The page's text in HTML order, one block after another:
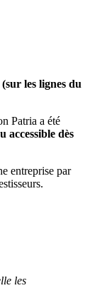
les lignes du
Patria a été
accessible dès
entreprise par
les